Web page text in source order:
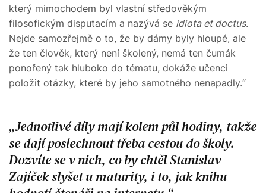
který mimochodem byl vlastní středověkým
filosofickým disputacím a nazývá se idiota et doctus.
Nejde samozřejmě o to, že by dámy byly hloupé, ale
že ten člověk, který není školený, nemá ten čumák
ponořený tak hluboko do tématu, dokáže učenci
položit otázky, které by jeho samotného nenapadly.“
Jednotlivé díly mají kolem půl hodiny, takže
se dají poslechnout třeba cestou do školy.
Dozvíte se v nich, co by chtěl Stanislav
Zajíček slyšet u maturity, i to, jak knihu